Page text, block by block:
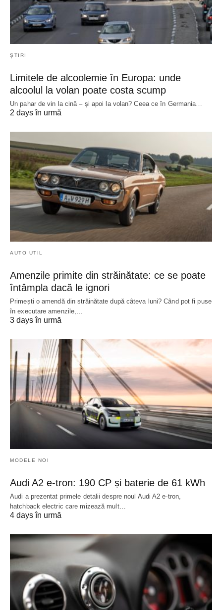
ȘTIRI
Limitele de alcoolemie în Europa: unde
alcoolul la volan poate costa scump
Un pahar de vin la cină – și apoi la volan? Ceea ce în Germania…
2 days în urmă
AUTO UTIL
Amenzile primite din străinătate: ce se poate
întâmpla dacă le ignori
Primești o amendă din străinătate după câteva luni? Când pot fi puse
în executare amenzile,…
3 days în urmă
MODELE NOI
Audi A2 e-tron: 190 CP și baterie de 61 kWh
Audi a prezentat primele detalii despre noul Audi A2 e-tron,
hatchback electric care mizează mult…
4 days în urmă